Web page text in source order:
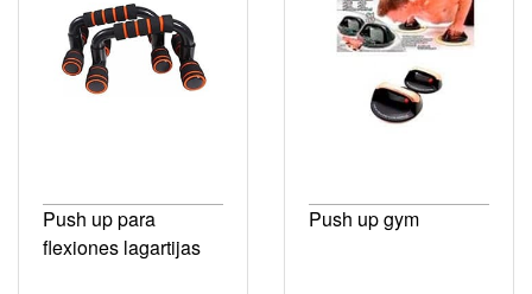
Push up para
flexiones lagartijas
Push up gym